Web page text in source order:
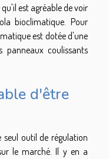
est agréable de voir
bioclimatique. Pour
est dotée d'une
panneaux coulissants
d'être
outil de régulation
le marché. Il y en a